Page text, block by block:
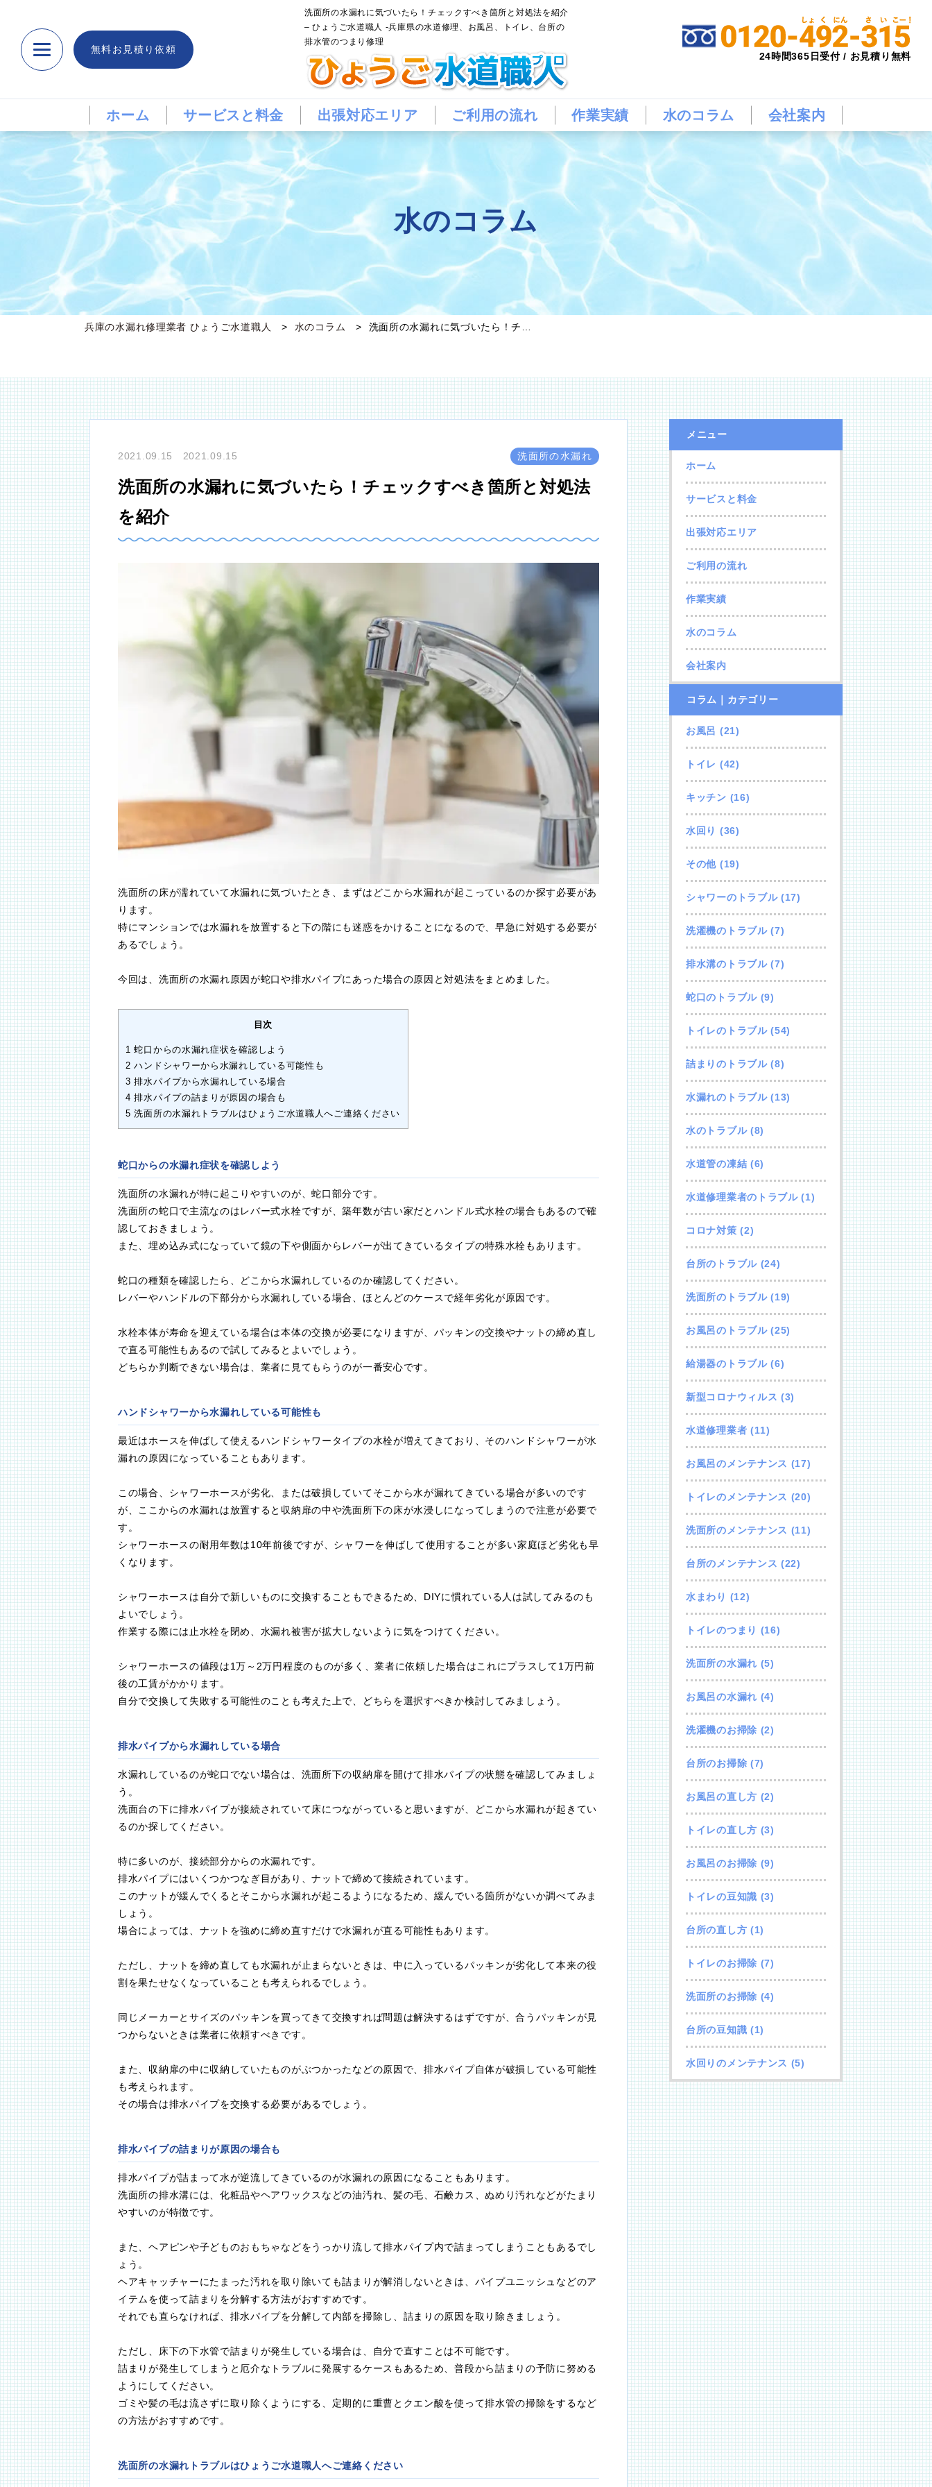
無料お見積り依頼
洗面所の水漏れに気づいたら！チェックすべき箇所と対処法を紹介
– ひょうご水道職人 -兵庫県の水道修理、お風呂、トイレ、台所の
排水管のつまり修理
24時間365日受付 / お見積り無料
ホーム サービスと料金 出張対応エリア ご利用の流れ 作業実績 水のコラム 会社案内
水のコラム
兵庫の水漏れ修理業者 ひょうご水道職人 水のコラム 洗面所の水漏れに気づいたら！チ…
2021.09.15 2021.09.15 洗面所の水漏れ
洗面所の水漏れに気づいたら！チェックすべき箇所と対処法
を紹介
洗面所の床が濡れていて水漏れに気づいたとき、まずはどこから水漏れが起こっているのか探す必要があ
ります。
特にマンションでは水漏れを放置すると下の階にも迷惑をかけることになるので、早急に対処する必要が
あるでしょう。
今回は、洗面所の水漏れ原因が蛇口や排水パイプにあった場合の原因と対処法をまとめました。
目次
1 蛇口からの水漏れ症状を確認しよう
2 ハンドシャワーから水漏れしている可能性も
3 排水パイプから水漏れしている場合
4 排水パイプの詰まりが原因の場合も
5 洗面所の水漏れトラブルはひょうご水道職人へご連絡ください
蛇口からの水漏れ症状を確認しよう
洗面所の水漏れが特に起こりやすいのが、蛇口部分です。
洗面所の蛇口で主流なのはレバー式水栓ですが、築年数が古い家だとハンドル式水栓の場合もあるので確
認しておきましょう。
また、埋め込み式になっていて鏡の下や側面からレバーが出てきているタイプの特殊水栓もあります。
蛇口の種類を確認したら、どこから水漏れしているのか確認してください。
レバーやハンドルの下部分から水漏れしている場合、ほとんどのケースで経年劣化が原因です。
水栓本体が寿命を迎えている場合は本体の交換が必要になりますが、パッキンの交換やナットの締め直し
で直る可能性もあるので試してみるとよいでしょう。
どちらか判断できない場合は、業者に見てもらうのが一番安心です。
ハンドシャワーから水漏れしている可能性も
最近はホースを伸ばして使えるハンドシャワータイプの水栓が増えてきており、そのハンドシャワーが水
漏れの原因になっていることもあります。
この場合、シャワーホースが劣化、または破損していてそこから水が漏れてきている場合が多いのです
が、ここからの水漏れは放置すると収納扉の中や洗面所下の床が水浸しになってしまうので注意が必要で
す。
シャワーホースの耐用年数は10年前後ですが、シャワーを伸ばして使用することが多い家庭ほど劣化も早
くなります。
シャワーホースは自分で新しいものに交換することもできるため、DIYに慣れている人は試してみるのも
よいでしょう。
作業する際には止水栓を閉め、水漏れ被害が拡大しないように気をつけてください。
シャワーホースの値段は1万～2万円程度のものが多く、業者に依頼した場合はこれにプラスして1万円前
後の工賃がかかります。
自分で交換して失敗する可能性のことも考えた上で、どちらを選択すべきか検討してみましょう。
排水パイプから水漏れしている場合
水漏れしているのが蛇口でない場合は、洗面所下の収納扉を開けて排水パイプの状態を確認してみましょ
う。
洗面台の下に排水パイプが接続されていて床につながっていると思いますが、どこから水漏れが起きてい
るのか探してください。
特に多いのが、接続部分からの水漏れです。
排水パイプにはいくつかつなぎ目があり、ナットで締めて接続されています。
このナットが緩んでくるとそこから水漏れが起こるようになるため、緩んでいる箇所がないか調べてみま
しょう。
場合によっては、ナットを強めに締め直すだけで水漏れが直る可能性もあります。
ただし、ナットを締め直しても水漏れが止まらないときは、中に入っているパッキンが劣化して本来の役
割を果たせなくなっていることも考えられるでしょう。
同じメーカーとサイズのパッキンを買ってきて交換すれば問題は解決するはずですが、合うパッキンが見
つからないときは業者に依頼すべきです。
また、収納扉の中に収納していたものがぶつかったなどの原因で、排水パイプ自体が破損している可能性
も考えられます。
その場合は排水パイプを交換する必要があるでしょう。
排水パイプの詰まりが原因の場合も
排水パイプが詰まって水が逆流してきているのが水漏れの原因になることもあります。
洗面所の排水溝には、化粧品やヘアワックスなどの油汚れ、髪の毛、石鹸カス、ぬめり汚れなどがたまり
やすいのが特徴です。
また、ヘアピンや子どものおもちゃなどをうっかり流して排水パイプ内で詰まってしまうこともあるでし
ょう。
ヘアキャッチャーにたまった汚れを取り除いても詰まりが解消しないときは、パイプユニッシュなどのア
イテムを使って詰まりを分解する方法がおすすめです。
それでも直らなければ、排水パイプを分解して内部を掃除し、詰まりの原因を取り除きましょう。
ただし、床下の下水管で詰まりが発生している場合は、自分で直すことは不可能です。
詰まりが発生してしまうと厄介なトラブルに発展するケースもあるため、普段から詰まりの予防に努める
ようにしてください。
ゴミや髪の毛は流さずに取り除くようにする、定期的に重曹とクエン酸を使って排水管の掃除をするなど
の方法がおすすめです。
洗面所の水漏れトラブルはひょうご水道職人へご連絡ください
メニュー
ホーム
サービスと料金
出張対応エリア
ご利用の流れ
作業実績
水のコラム
会社案内
コラム｜カテゴリー
お風呂 (21)
トイレ (42)
キッチン (16)
水回り (36)
その他 (19)
シャワーのトラブル(17)
洗濯機のトラブル(7)
排水溝のトラブル(7)
蛇口のトラブル(9)
トイレのトラブル(54)
詰まりのトラブル(8)
水漏れのトラブル(13)
水のトラブル(8)
水道管の凍結 (6)
水道修理業者のトラブル(1)
コロナ対策 (2)
台所のトラブル(24)
洗面所のトラブル(19)
お風呂のトラブル(25)
給湯器のトラブル(6)
新型コロナウィルス (3)
水道修理業者 (11)
お風呂のメンテナンス (17)
トイレのメンテナンス (20)
洗面所のメンテナンス (11)
台所のメンテナンス (22)
水まわり (12)
トイレのつまり (16)
洗面所の水漏れ (5)
お風呂の水漏れ (4)
洗濯機のお掃除 (2)
台所のお掃除 (7)
お風呂の直し方 (2)
トイレの直し方 (3)
お風呂のお掃除 (9)
トイレの豆知識 (3)
台所の直し方 (1)
トイレのお掃除 (7)
洗面所のお掃除 (4)
台所の豆知識 (1)
水回りのメンテナンス (5)